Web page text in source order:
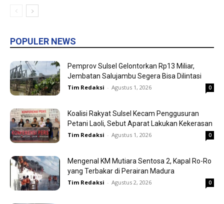
POPULER NEWS
Pemprov Sulsel Gelontorkan Rp13 Miliar,
Jembatan Salujambu Segera Bisa Dilintasi
Tim Redaksi - Agustus 1, 2026 0
Koalisi Rakyat Sulsel Kecam Penggusuran
Petani Laoli, Sebut Aparat Lakukan Kekerasan
Tim Redaksi - Agustus 1, 2026 0
Mengenal KM Mutiara Sentosa 2, Kapal Ro-Ro
yang Terbakar di Perairan Madura
Tim Redaksi - Agustus 2, 2026 0